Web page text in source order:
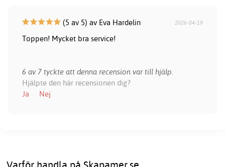
(5 av 5) av Eva Hardelin 2026-04-19
Toppen! Mycket bra service!
6 av 7 tyckte att denna recension var till hjälp.
Hjälpte den här recensionen dig?
Ja
Nej